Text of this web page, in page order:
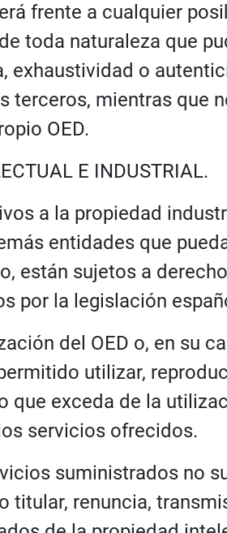
frente a cualquier
toda naturaleza que
exhaustividad o
terceros, mientras que
OED.
E INDUSTRIAL.
a la propiedad
entidades que
están sujetos a
por la legislación
del OED o, en su
utilizar,
que exceda de la
servicios ofrecidos.
suministrados no
titular, renuncia,